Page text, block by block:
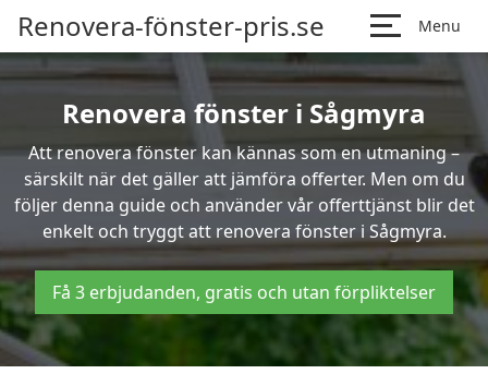
Renovera-fönster-pris.se Menu
Renovera fönster i Sågmyra
Att renovera fönster kan kännas som en utmaning –
särskilt när det gäller att jämföra offerter. Men om du
följer denna guide och använder vår offerttjänst blir det
enkelt och tryggt att renovera fönster i Sågmyra.
Få 3 erbjudanden, gratis och utan förpliktelser